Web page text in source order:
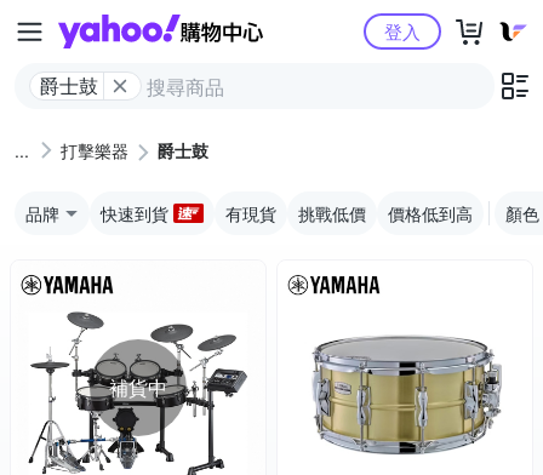
Yahoo購物中心
爵士鼓
登入
打擊樂器 爵士鼓
品牌 快速到貨 有現貨 挑戰低價 價格低到高 顏色
補貨中